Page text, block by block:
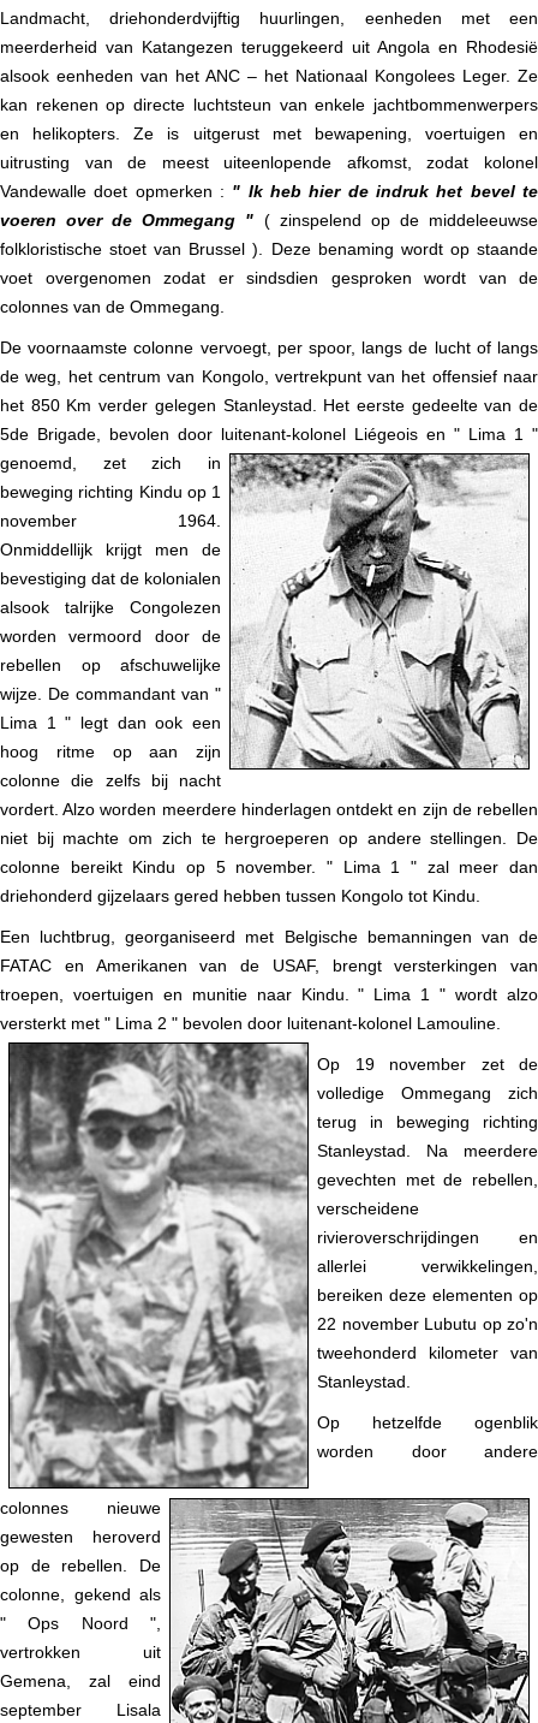
Landmacht, driehonderdvijftig huurlingen, eenheden met een
meerderheid van Katangezen teruggekeerd uit Angola en Rhodesië
alsook eenheden van het ANC – het Nationaal Kongolees Leger. Ze
kan rekenen op directe luchtsteun van enkele jachtbommenwerpers
en helikopters.Ze is uitgerust met bewapening, voertuigen en
uitrusting van de meest uiteenlopende afkomst, zodat kolonel
Vandewalle doet opmerken : " Ik heb hier de indruk het bevel te
voeren over de Ommegang " ( zinspelend op de middeleeuwse
folkloristische stoet van Brussel ). Deze benaming wordt op staande
voet overgenomen zodat er sindsdien gesproken wordt van de
colonnes van de Ommegang.
De voornaamste colonne vervoegt, per spoor, langs de lucht of langs
de weg, het centrum van Kongolo, vertrekpunt van het offensief naar
het 850 Km verder gelegen Stanleystad. Het eerste gedeelte van de
5de Brigade, bevolen door luitenant-kolonel Liégeois en " Lima 1 "
genoemd, zet zich in
beweging richting Kindu op 1
november 1964.
Onmiddellijk krijgt men de
bevestiging dat de kolonialen
alsook talrijke Congolezen
worden vermoord door de
rebellen op afschuwelijke
wijze. De commandant van "
Lima 1 " legt dan ook een
hoog ritme op aan zijn
colonne die zelfs bij nacht
vordert. Alzo worden meerdere hinderlagen ontdekt en zijn de rebellen
niet bij machte om zich te hergroeperen op andere stellingen. De
colonne bereikt Kindu op 5 november. " Lima 1 " zal meer dan
driehonderd gijzelaars gered hebben tussen Kongolo tot Kindu.
Een luchtbrug, georganiseerd met Belgische bemanningen van de
FATAC en Amerikanen van de USAF, brengt versterkingen van
troepen, voertuigen en munitie naar Kindu. " Lima 1 " wordt alzo
versterkt met " Lima 2 " bevolen door luitenant-kolonel Lamouline.
Op 19 november zet de
volledige Ommegang zich
terug in beweging richting
Stanleystad. Na meerdere
gevechten met de rebellen,
verscheidene
rivieroverschrijdingen en
allerlei verwikkelingen,
bereiken deze elementen op
22 november Lubutu op zo'n
tweehonderd kilometer van
Stanleystad.
Op hetzelfde ogenblik
worden door andere
colonnes nieuwe
gewesten heroverd
op de rebellen. De
colonne, gekend als
" Ops Noord ",
vertrokken uit
Gemena, zal eind
september Lisala